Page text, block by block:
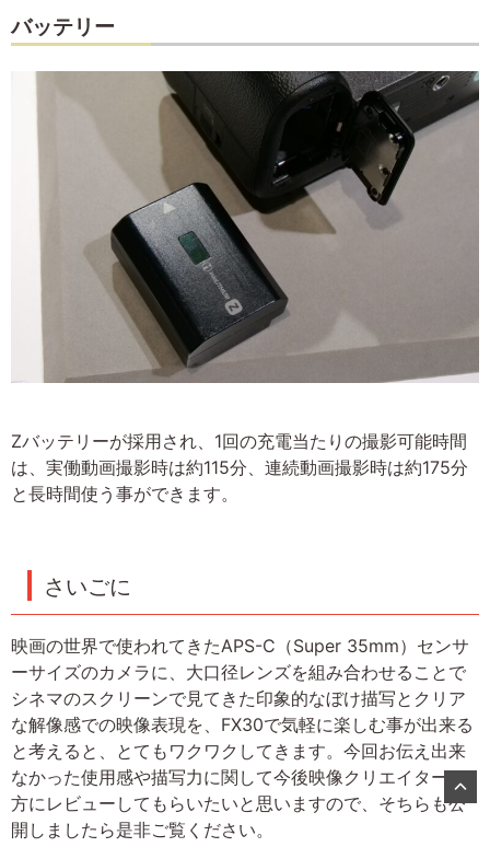
バッテリー
Zバッテリーが採用され、1回の充電当たりの撮影可能時間
は、実働動画撮影時は約115分、連続動画撮影時は約175分
と長時間使う事ができます。
さいごに
映画の世界で使われてきたAPS-C（Super 35mm）センサ
ーサイズのカメラに、大口径レンズを組み合わせることで
シネマのスクリーンで見てきた印象的なぼけ描写とクリア
な解像感での映像表現を、FX30で気軽に楽しむ事が出来る
と考えると、とてもワクワクしてきます。今回お伝え出来
なかった使用感や描写力に関して今後映像クリエイターの
方にレビューしてもらいたいと思いますので、そちらも公
開しましたら是非ご覧ください。